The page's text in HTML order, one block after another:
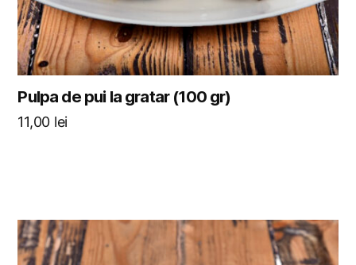
Pulpa de pui la gratar (100 gr)
11,00 lei